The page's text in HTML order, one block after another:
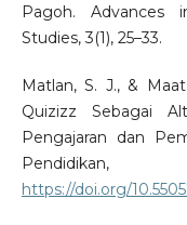
Pagoh. Advances
Studies, 3(1), 25–33.
Matlan, S. J., &
Quizizz Sebagai
Pengajaran dan
https://doi.org/